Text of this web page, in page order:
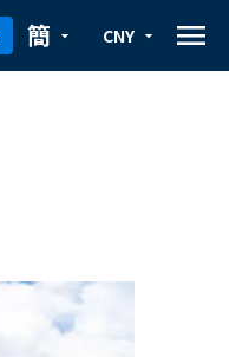
arrow_drop_down
簡 arrow_drop_down
CNY menu